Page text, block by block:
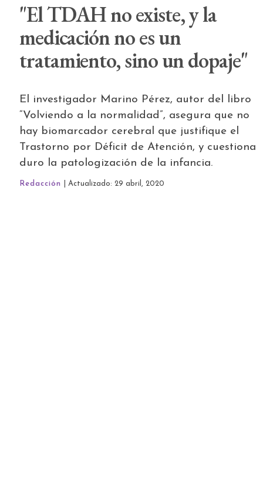
"El TDAH no existe, y la
medicación no es un
tratamiento, sino un dopaje"
El investigador Marino Pérez, autor del libro
“Volviendo a la normalidad”, asegura que no
hay biomarcador cerebral que justifique el
Trastorno por Déficit de Atención, y cuestiona
duro la patologización de la infancia.
Redacción | Actualizado: 29 abril, 2020